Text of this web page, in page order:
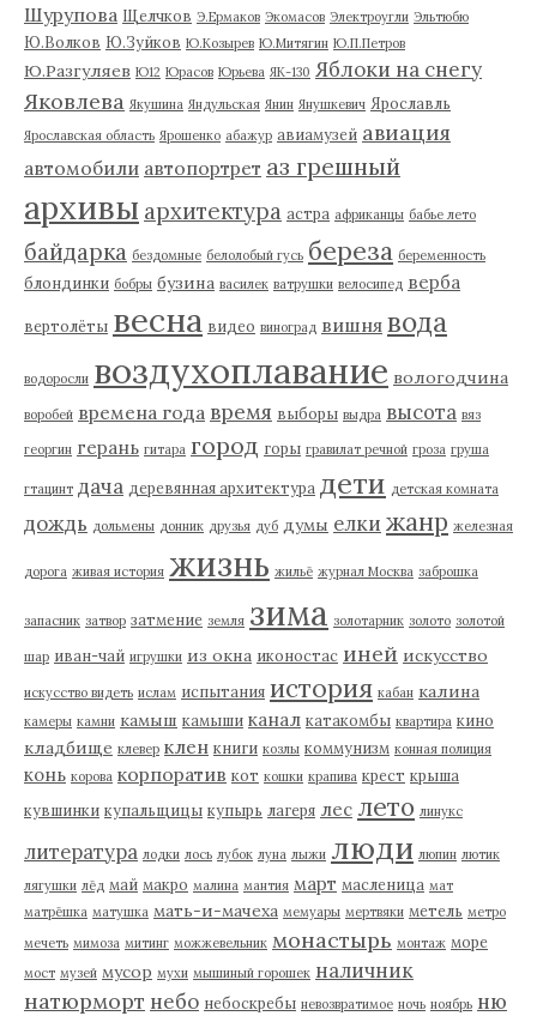
Шурупова Щелчков Э.Ермаков Экомасов Электроугли Эльтюбю
Ю.Волков Ю.Зуйков Ю.Козырев Ю.Митягин Ю.П.Петров
Ю.Разгуляев Ю12 Юрасов Юрьева ЯК-130 Яблоки на снегу
Яковлева Якушина Яндульская Янин Янушкевич Ярославль
Ярославская область Ярошенко абажур авиамузей авиация
автомобили автопортрет аз грешный
архивы архитектура астра африканцы бабье лето
байдарка бездомные белолобый гусь береза беременность
блондинки бобры бузина василек ватрушки велосипед верба
вертолёты весна видео виноград вишня вода
водоросли воздухоплавание вологодчина
воробей времена года время выборы выдра высота вяз
георгин герань гитара город горы гравилат речной гроза груша
гтацинт дача деревянная архитектура дети детская комната
дождь дольмены донник друзья дуб думы елки жанр железная
дорога живая история жизнь жильё журнал Москва заброшка
запасник затвор затмение земля зима золотарник золото золотой
шар иван-чай игрушки из окна иконостас иней искусство
искусство видеть ислам испытания история кабан калина
камеры камни камыш камыши канал катакомбы квартира кино
кладбище клевер клен книги козлы коммунизм конная полиция
конь корова корпоратив кот кошки крапива крест крыша
кувшинки купальщицы купырь лагеря лес лето линукс
литература лодки лось лубок луна лыжи люди люпин лютик
лягушки лёд май макро малина мантия март масленица мат
матрёшка матушка мать-и-мачеха мемуары мертвяки метель метро
мечеть мимоза митинг можжевельник монастырь монтаж море
мост музей мусор мухи мышиный горошек наличник
натюрморт небо небоскребы невозвратимое ночь ноябрь ню